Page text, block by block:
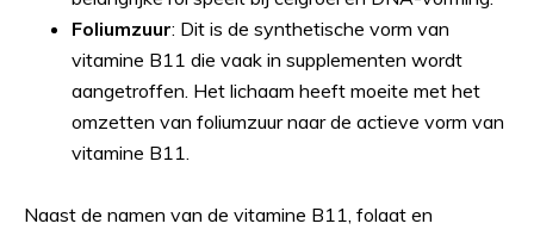
Foliumzuur: Dit is de synthetische vorm van
vitamine B11 die vaak in supplementen wordt
aangetroffen. Het lichaam heeft moeite met het
omzetten van foliumzuur naar de actieve vorm van
vitamine B11.
Naast de namen van de vitamine B11, folaat en